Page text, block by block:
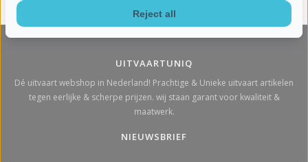
UITVAARTUNIQ
Dé uitvaart webshop in Nederland! Prachtige & Unieke uitvaart artikelen
tegen eerlijke & scherpe prijzen. wij staan garant voor kwaliteit &
maatwerk.
NIEUWSBRIEF
Reject all